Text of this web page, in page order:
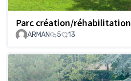
Parc création/réhabilitation
ARMAN
5 13